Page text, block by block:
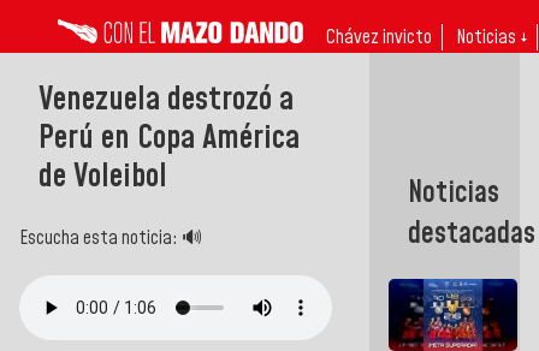
Chávez invicto Noticias ↓
Venezuela destrozó a
Perú en Copa América
de Voleibol
Escucha esta noticia: 🔊
Noticias
destacadas